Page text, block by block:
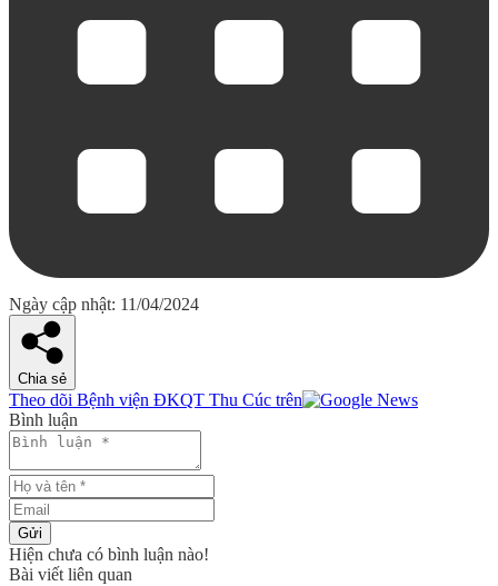
Ngày cập nhật: 11/04/2024
Chia sẻ
Theo dõi Bệnh viện ĐKQT Thu Cúc trên
Bình luận
Gửi
Hiện chưa có bình luận nào!
Bài viết liên quan